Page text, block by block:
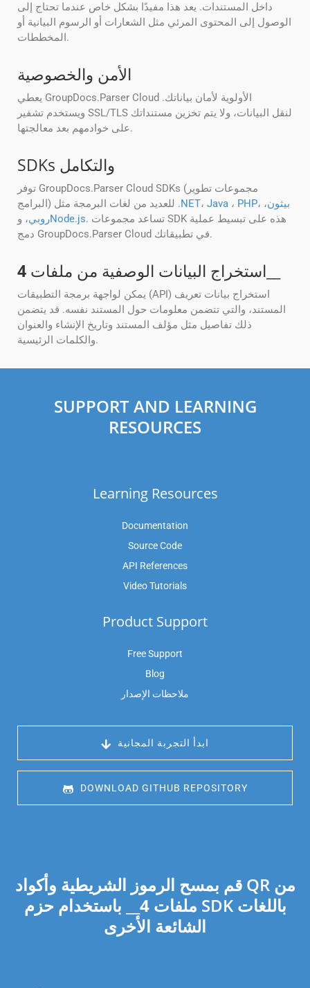
داخل المستندات. يعد هذا مفيدًا بشكل خاص عندما تحتاج إلى
الوصول إلى المحتوى المرئي مثل الشعارات أو الرسوم البيانية أو
المخططات.
الأمن والخصوصية
يعطي GroupDocs.Parser Cloud الأولوية لأمان بياناتك.
ويستخدم تشفير SSL/TLS لنقل البيانات، ولا يتم تخزين مستنداتك
على خوادمهم بعد معالجتها.
SDKs والتكامل
توفر GroupDocs.Parser Cloud SDKs (مجموعات تطوير
.NET، Java ، PHP، بيثون،
روبي، و Node.js. تساعد مجموعات SDK هذه على تبسيط عملية
دمج GroupDocs.Parser Cloud في تطبيقاتك.
استخراج البيانات الوصفية من ملفات 4
يمكن لواجهة برمجة التطبيقات (API) استخراج بيانات تعريف
المستند، والتي تتضمن معلومات حول المستند نفسه. قد يتضمن
ذلك تفاصيل مثل مؤلف المستند وتاريخ الإنشاء والعنوان
والكلمات الرئيسية.
SUPPORT AND LEARNING
RESOURCES
Learning Resources
Documentation
Source Code
API References
Video Tutorials
Product Support
Free Support
Blog
ملاحظات الإصدار
ابدأ التجربة المجانية
DOWNLOAD GITHUB REPOSITORY
قم بمسح الرموز الشريطية وأكواد QR من
ملفات4 __ باستخدام حزم SDK باللغات
الشائعة الأخرى